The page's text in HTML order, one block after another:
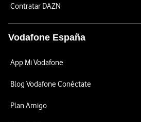
Contratar DAZN
Vodafone España
App Mi Vodafone
Blog Vodafone Conéctate
Plan Amigo